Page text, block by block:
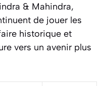
& Mahindra,
de jouer les
historique et
vers un avenir plus